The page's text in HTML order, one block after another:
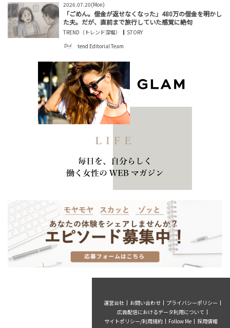
2026.07.20(Mon)
「ごめん。借金が返せなくなった」480万の借金を明かし
た夫。だが、直前まで旅行していた感覚に絶句
TREND（トレンド深堀）
STORY
tend Editorial Team
運営会社 お問い合わせ
プライバシーポリシー
広告配信におけるデータ利用について
サイトポリシー/利用規約
Follow Me 採用情報